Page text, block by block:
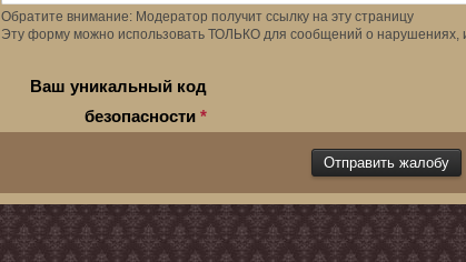
Обратите внимание: Модератор получит ссылку на эту страницу
Эту форму можно использовать ТОЛЬКО для сообщений о
Ваш уникальный код
безопасности*